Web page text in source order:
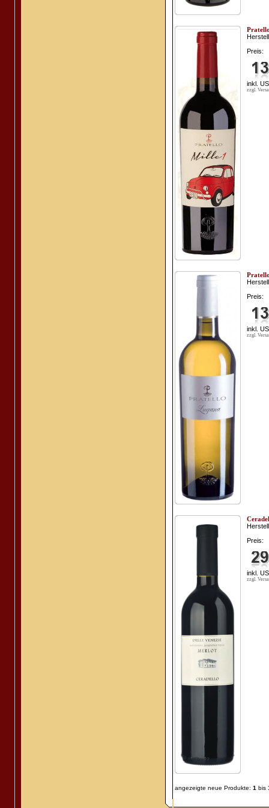
Preis:
inkl.
zzgl.
Preis:
inkl.
zzgl.
Preis:
inkl.
zzgl.
angezeigte neue Produkte: 1 bis